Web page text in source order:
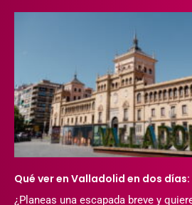
Qué ver en Valladolid en dos
¿Planeas una escapada breve y